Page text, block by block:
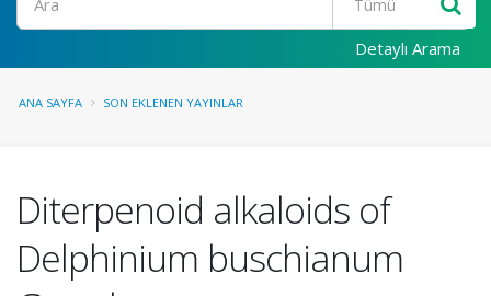
Detaylı Arama
ANA SAYFA SON EKLENEN YAYINLAR
Diterpenoid alkaloids of
Delphinium buschianum